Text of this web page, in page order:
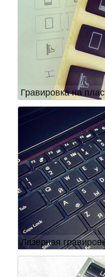
Гравировка на
Лазерная